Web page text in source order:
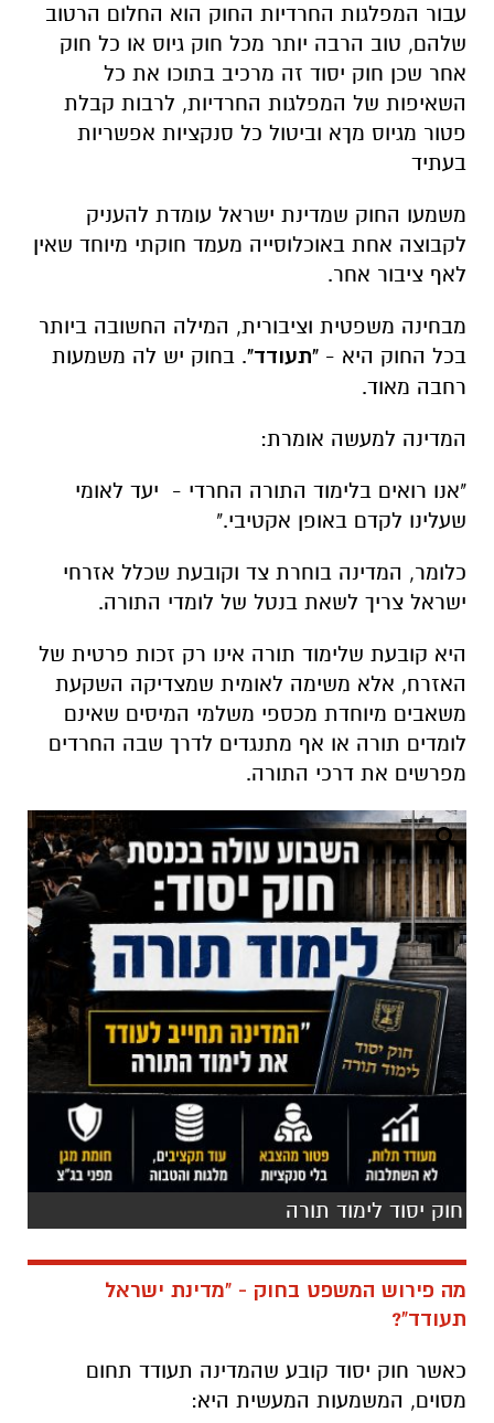
עבור המפלגות החרדיות החוק הוא החלום הרטוב
שלהם, טוב הרבה יותר מכל חוק גיוס או כל חוק
אחר שכן חוק יסוד זה מרכיב בתוכו את כל
השאיפות של המפלגות החרדיות, לרבות קבלת
פטור מגיוס מךא וביטול כל סנקציות אפשריות
בעתיד
משמעו החוק שמדינת ישראל עומדת להעניק
לקבוצה אחת באוכלוסייה מעמד חוקתי מיוחד שאין
לאף ציבור אחר.
מבחינה משפטית וציבורית, המילה החשובה ביותר
בכל החוק היא - "תעודד". בחוק יש לה משמעות
רחבה מאוד.
המדינה למעשה אומרת:
"אנו רואים בלימוד התורה החרדי - יעד לאומי
שעלינו לקדם באופן אקטיבי."
כלומר, המדינה בוחרת צד וקובעת שכלל אזרחי
ישראל צריך לשאת בנטל של לומדי התורה.
היא קובעת שלימוד תורה אינו רק זכות פרטית של
האזרח, אלא משימה לאומית שמצדיקה השקעת
משאבים מיוחדת מכספי משלמי המיסים שאינם
לומדים תורה או אף מתנגדים לדרך שבה החרדים
מפרשים את דרכי התורה.
חוק יסוד לימוד תורה
מה פירוש המשפט בחוק - "מדינת ישראל
תעודד"?
כאשר חוק יסוד קובע שהמדינה תעודד תחום
מסוים, המשמעות המעשית היא: